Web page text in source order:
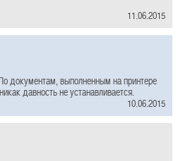
11.06.2015
документам, выполненным на принтере
давность не устанавливается.
10.06.2015